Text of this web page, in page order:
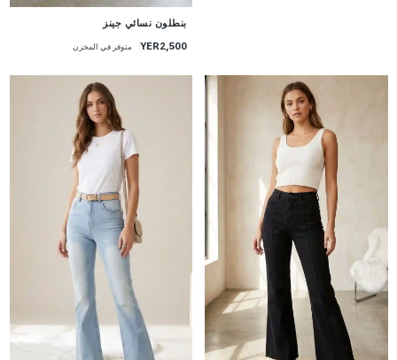
جديد
بنطلون نسائي جينز
YER2,500 متوفر في المخزن